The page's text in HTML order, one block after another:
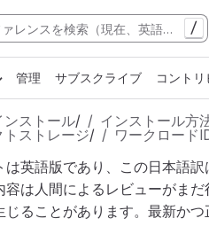
/
管理 サブスクライブ コントリ
ンストール/ インストール方
ストレージ/
ワークロード
英語版であり、この日本語
容は人間によるレビューがま
ることがあります。最新かつ